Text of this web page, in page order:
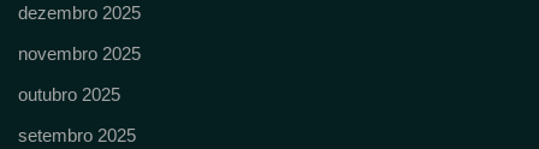
dezembro 2025
novembro 2025
outubro 2025
setembro 2025